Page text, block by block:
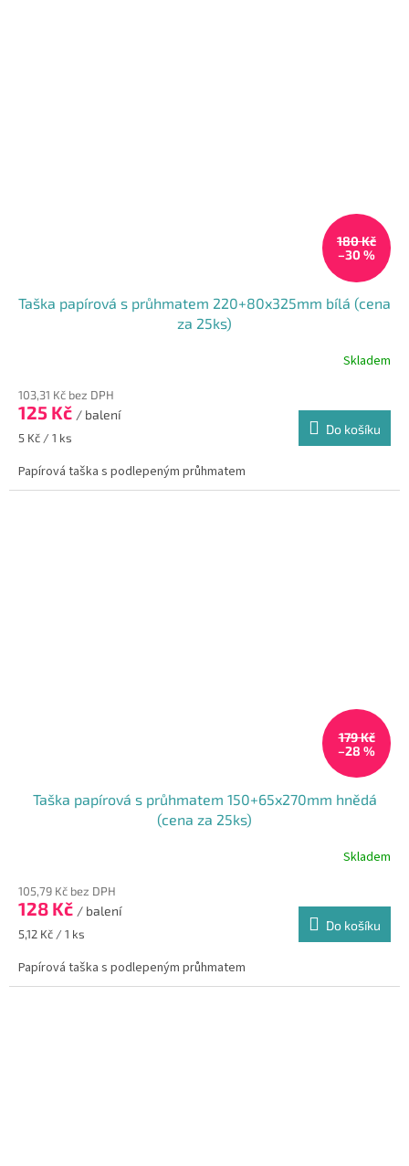
180 Kč
–30 %
Taška papírová s průhmatem 220+80x325mm bílá (cena
za 25ks)
Skladem
103,31 Kč bez DPH
125 Kč / balení
Měrná
5 Kč / 1 ks
Do košíku
Papírová taška s podlepeným průhmatem
179 Kč
–28 %
Taška papírová s průhmatem 150+65x270mm hnědá
(cena za 25ks)
Skladem
105,79 Kč bez DPH
128 Kč / balení
Měrná
5,12 Kč / 1 ks
Do košíku
Papírová taška s podlepeným průhmatem